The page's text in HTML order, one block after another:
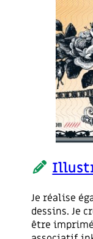
Je réalise
dessins. Je
être